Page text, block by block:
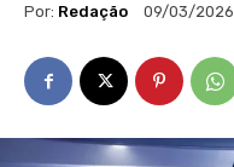
Por: Redação 09/03/2026